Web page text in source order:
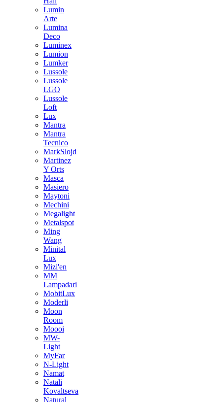
Lumin
Arte
Lumina
Deco
Luminex
Lumion
Lumker
Lussole
Lussole
LGO
Lussole
Loft
Lux
Mantra
Mantra
Tecnico
MarkSlojd
Martinez
Y Orts
Masca
Masiero
Maytoni
Mechini
Megalight
Metalspot
Ming
Wang
Minital
Lux
Mizi'en
MM
Lampadari
MobitLux
Moderli
Moon
Room
Moooi
MW-
Light
MyFar
N-Light
Namat
Natali
Kovaltseva
Natural